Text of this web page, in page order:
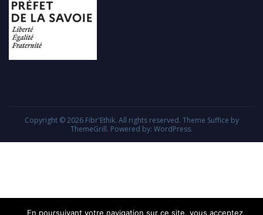
Copyright © 2026 Fibr'Ethik. All rights reserved. Theme Suffice by
ThemeGrill. Powered by: WordPress.
En poursuivant votre navigation sur ce site, vous acceptez